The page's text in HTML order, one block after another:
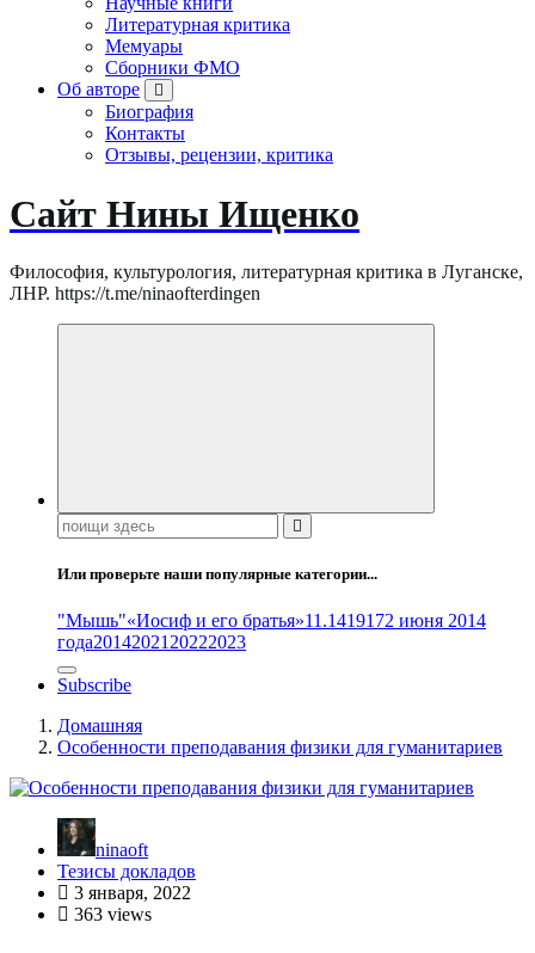
Литературная критика
Мемуары
Сборники ФМО
Об авторе
Биография
Контакты
Отзывы, рецензии, критика
Сайт Нины Ищенко
Философия, культурология, литературная критика в Луганске,
ЛНР. https://t.me/ninaofterdingen
Поиск:
Или проверьте наши популярные категории...
"Мышь"«Иосиф и его братья»11.1419172 июня 2014
года2014202120222023
Subscribe
Домашняя
Особенности преподавания физики для гуманитариев
ninaoft
Тезисы докладов
3 января, 2022
363 views